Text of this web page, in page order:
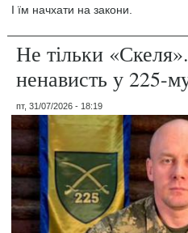
І їм начхати на закони.
Не тільки
ненависть у
пт, 31/07/2026 - 18:19